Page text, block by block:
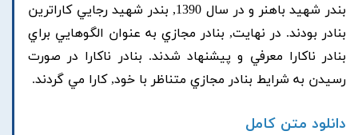
بندر شهيد باهنر و در سال 1390, بندر شهيد رجايي کاراترين
بنادر بودند. در نهايت, بنادر مجازي به عنوان الگوهايي براي
بنادر ناکارا معرفي و پيشنهاد شدند. بنادر ناکارا در صورت
رسيدن به شرايط بنادر مجازي متناظر با خود, کارا مي گردند.
دانلود متن کامل